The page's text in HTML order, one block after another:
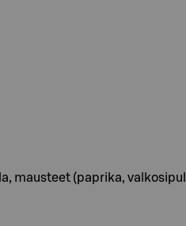
mausteet (paprika,